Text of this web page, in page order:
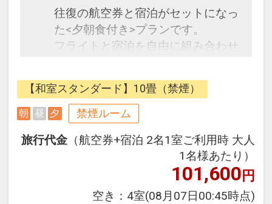
往復の航空券と宿泊がセットになっ
た<夕朝食付き>プランです。
フライトと宿泊を自由に組み合わせ
ら、一都市滞在はもちろん周遊旅行
にも最適！
旅行期間中の1泊だけの宿泊や延
泊・飛び泊なども自由自在です。
フライトは、安心のJALまたは
（JALグループ）確約！フライトマ
オプションでレンタカーや現地交
【和室スタンダード】10畳（禁煙）
朝 昼 夕 禁煙ルーム
旅行代金 （航空券+宿泊 2名1室ご利用時 大人
1名様あたり）
101,600円
空き： 4室(08月07日00:45時点)